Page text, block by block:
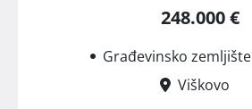
248.000 €
Građevinsko zemljište
Viškovo